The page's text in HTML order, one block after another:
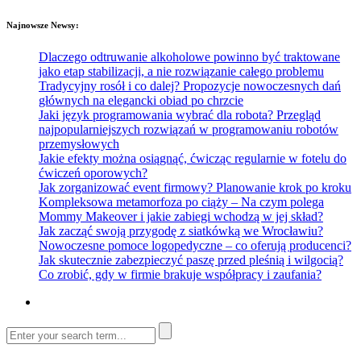
Najnowsze Newsy:
Dlaczego odtruwanie alkoholowe powinno być traktowane
jako etap stabilizacji, a nie rozwiązanie całego problemu
Tradycyjny rosół i co dalej? Propozycje nowoczesnych dań
głównych na elegancki obiad po chrzcie
Jaki język programowania wybrać dla robota? Przegląd
najpopularniejszych rozwiązań w programowaniu robotów
przemysłowych
Jakie efekty można osiągnąć, ćwicząc regularnie w fotelu do
ćwiczeń oporowych?
Jak zorganizować event firmowy? Planowanie krok po kroku
Kompleksowa metamorfoza po ciąży – Na czym polega
Mommy Makeover i jakie zabiegi wchodzą w jej skład?
Jak zacząć swoją przygodę z siatkówką we Wrocławiu?
Nowoczesne pomoce logopedyczne – co oferują producenci?
Jak skutecznie zabezpieczyć paszę przed pleśnią i wilgocią?
Co zrobić, gdy w firmie brakuje współpracy i zaufania?